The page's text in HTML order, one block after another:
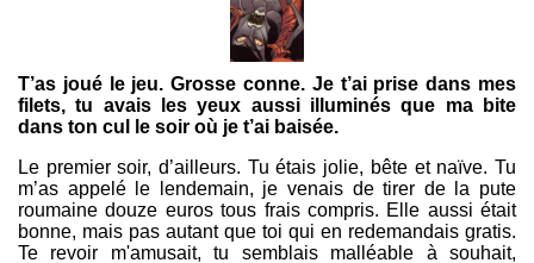
T’as joué le jeu. Grosse conne. Je t’ai prise dans mes
filets, tu avais les yeux aussi illuminés que ma bite
dans ton cul le soir où je t’ai baisée.
Le premier soir, d’ailleurs. Tu étais jolie, bête et naïve. Tu
m’as appelé le lendemain, je venais de tirer de la pute
roumaine douze euros tous frais compris. Elle aussi était
bonne, mais pas autant que toi qui en redemandais gratis.
Te revoir m'amusait, tu semblais malléable à souhait,